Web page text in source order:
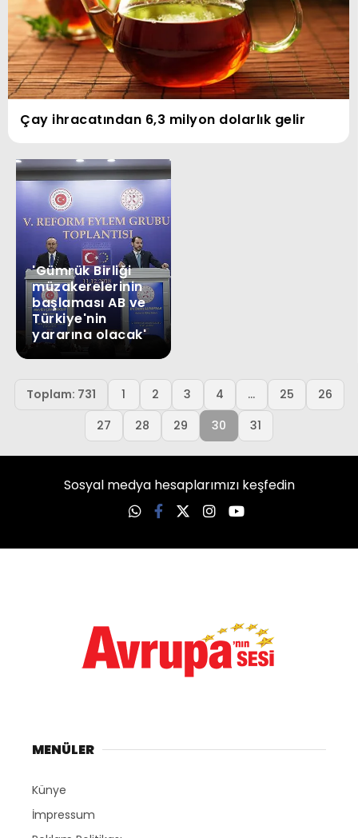
Çay ihracatından 6,3 milyon dolarlık gelir
'Gümrük Birliği
müzakerelerinin
başlaması AB ve
Türkiye'nin
yararına olacak'
Toplam: 731Previous
1 2 3 4 ... 25
26
27
28 29 30 31
Sosyal medya hesaplarımızı keşfedin
MENÜLER
Künye
İmpressum